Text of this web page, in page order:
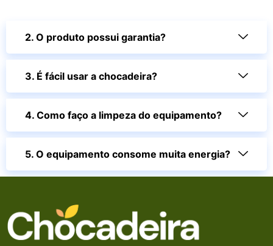
2. O produto possui garantia?
3. É fácil usar a chocadeira?
4. Como faço a limpeza do equipamento?
5. O equipamento consome muita energia?